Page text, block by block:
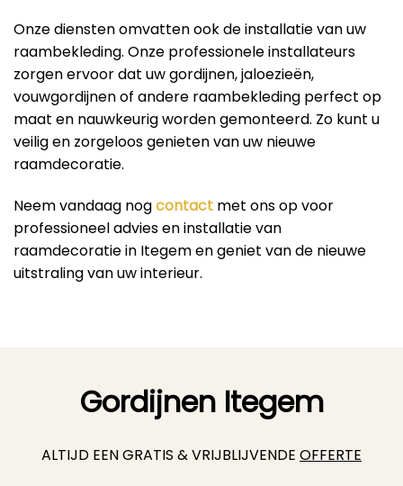
Onze diensten omvatten ook de installatie van uw
raambekleding. Onze professionele installateurs
zorgen ervoor dat uw gordijnen, jaloezieën,
vouwgordijnen of andere raambekleding perfect op
maat en nauwkeurig worden gemonteerd. Zo kunt u
veilig en zorgeloos genieten van uw nieuwe
raamdecoratie.
Neem vandaag nogcontact met ons op voor
professioneel advies en installatie van
raamdecoratie in Itegem en geniet van de nieuwe
uitstraling van uw interieur.
Gordijnen Itegem
ALTIJD EEN GRATIS & VRIJBLIJVENDE OFFERTE